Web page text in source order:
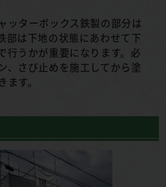
ッターボックス鉄製の部分は
部は下地の状態にあわせて下
行うかが重要になります。必
、さび止めを施工してから塗
す。